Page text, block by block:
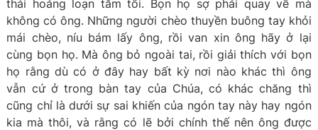
thái hoảng loạn tăm tối. Bọn họ sợ phải quay về mà
không có ông. Những người chèo thuyền buông tay khỏi
mái chèo, níu bám lấy ông, rồi van xin ông hãy ở lại
cùng bọn họ. Mà ông bỏ ngoài tai, rồi giải thích với bọn
họ rằng dù có ở đây hay bất kỳ nơi nào khác thì ông
vẫn cứ ở trong bàn tay của Chúa, có khác chăng thì
cũng chỉ là dưới sự sai khiến của ngón tay này hay ngón
kia mà thôi, và rằng có lẽ bởi chính thế nên ông được